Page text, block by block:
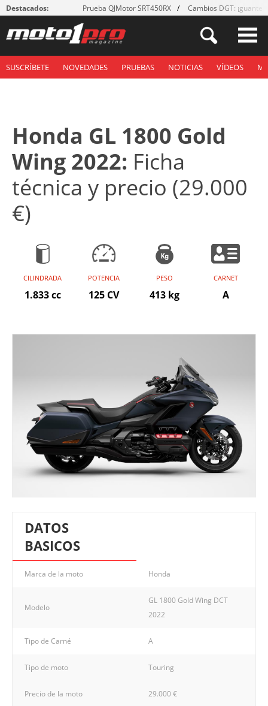
Destacados: Prueba QJMotor SRT450RX Cambios DGT: ¡guantes!
SUSCRÍBETE NOVEDADES PRUEBAS NOTICIAS VÍDEOS
Honda GL 1800 Gold
Wing 2022: Ficha
técnica y precio (29.000
€)
CILINDRADA
1.833 cc
POTENCIA
125 CV
PESO
413 kg
CARNET
A
DATOS
BASICOS
Marca de la moto Honda
Modelo
GL 1800 Gold Wing DCT
2022
Tipo de Carné A
Tipo de moto Touring
Precio de la moto 29.000 €